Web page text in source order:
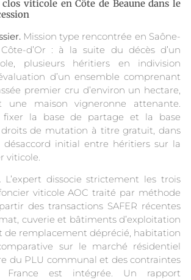
viticole en Côte de Beaune dans le
Mission type rencontrée en Saône-
d’Or : à la suite du décès d’un
plusieurs héritiers en indivision
d’un ensemble comprenant
premier cru d’environ un hectare,
une maison vigneronne attenante.
fixer la base de partage et la base
de mutation à titre gratuit, dans
initial entre héritiers sur la
viticole.
L’expert dissocie strictement les trois
viticole AOC traité par méthode
des transactions SAFER récentes
cuverie et bâtiments d’exploitation
de remplacement déprécié, habitation
sur le marché résidentiel
du PLU communal et des contraintes
France est intégrée. Un rapport